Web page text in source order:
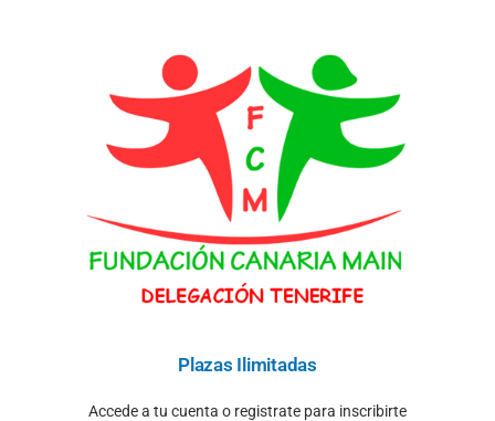
Plazas Ilimitadas
Accede a tu cuenta o registrate para inscribirte